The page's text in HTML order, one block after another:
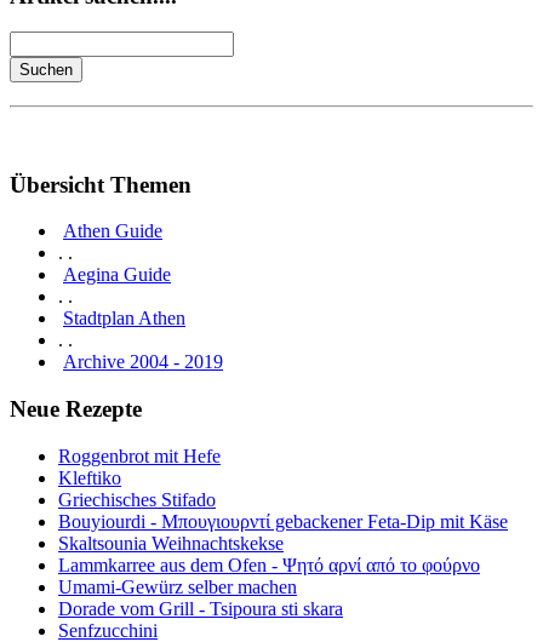
Übersicht Themen
Athen Guide
. .
Aegina Guide
. .
Stadtplan Athen
. .
Archive 2004 - 2019
Neue Rezepte
Roggenbrot mit Hefe
Kleftiko
Griechisches Stifado
Bouyiourdi - Μπουγιουρντί gebackener Feta-Dip mit Käse
Skaltsounia Weihnachtskekse
Lammkarree aus dem Ofen - Ψητό αρνί από το φούρνο
Umami-Gewürz selber machen
Dorade vom Grill - Tsipoura sti skara
Senfzucchini